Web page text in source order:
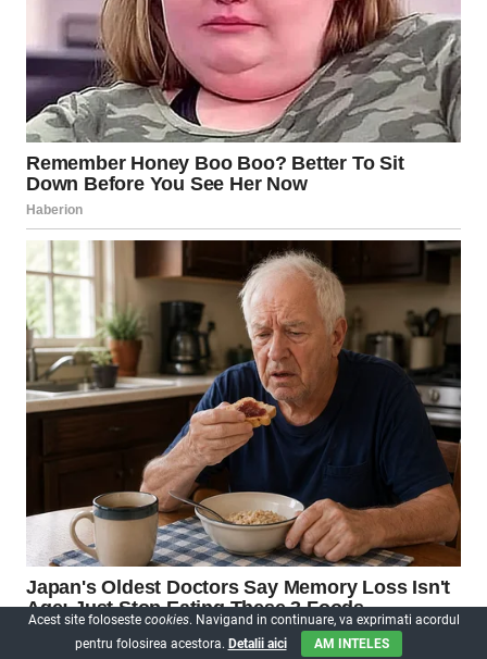
Acest site foloseste cookies. Navigand in continuare, va exprimati acordul
pentru folosirea acestora. Detalii aici AM INTELES